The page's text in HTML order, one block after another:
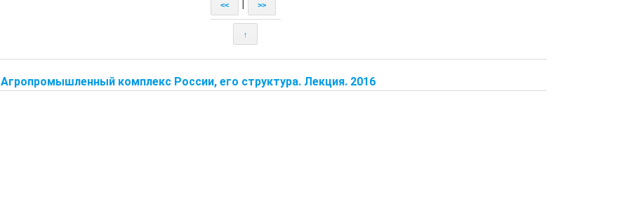
<< >>
↑
Агропромышленный комплекс России, его структура. Лекция. 2016